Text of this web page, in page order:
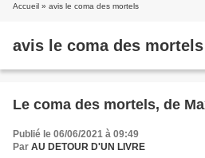
Accueil » avis le coma des mortels
avis le coma des mortels
Le coma des mortels, de
Publié le 06/06/2021 à 09:49
Par AU DETOUR D'UN LIVRE